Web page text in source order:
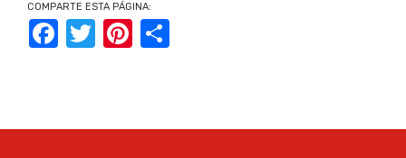
COMPARTE ESTA PÁGINA:
FacebookTwitter Pinterest